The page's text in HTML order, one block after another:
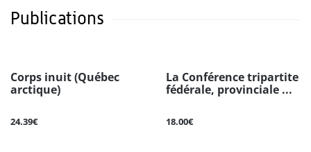
Publications
Corps inuit (Québec
arctique)
24.39€
La Conférence tripartite
fédérale, provinciale ...
18.00€